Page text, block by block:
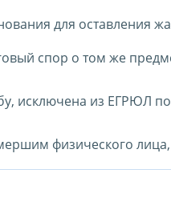
для оставления
спор о том же
исключена из ЕГРЮЛ
физического